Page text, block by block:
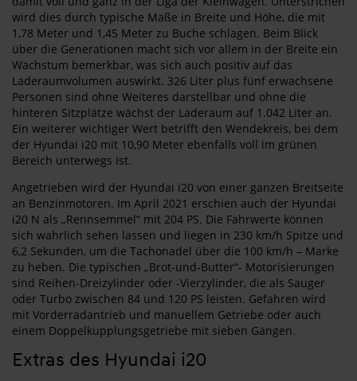
wird dies durch typische Maße in Breite und Höhe, die mit
1,78 Meter und 1,45 Meter zu Buche schlagen. Beim Blick
über die Generationen macht sich vor allem in der Breite ein
Wachstum bemerkbar, was sich auch positiv auf das
Laderaumvolumen auswirkt. 326 Liter plus fünf erwachsene
Personen sind ohne Weiteres darstellbar und ohne die
hinteren Sitzplätze wächst der Laderaum auf 1.042 Liter an.
Ein weiterer wichtiger Wert betrifft den Wendekreis, bei dem
der Hyundai i20 mit 10,90 Meter ebenfalls voll im grünen
Bereich unterwegs ist.
Angetrieben wird der Hyundai i20 von einer ganzen Breitseite
an Benzinmotoren. Im April 2021 erschien auch der Hyundai
i20 N als „Rennsemmel“ mit 204 PS. Die Fahrwerte können
sich wahrlich sehen lassen und liegen in 230 km/h Spitze und
6,2 Sekunden, um die Tachonadel über die 100 km/h – Marke
zu heben. Die typischen „Brot-und-Butter“- Motorisierungen
sind Reihen-Dreizylinder oder -Vierzylinder, die als Sauger
oder Turbo zwischen 84 und 120 PS leisten. Gefahren wird
mit Vorderradantrieb und manuellem Getriebe oder auch
einem Doppelkupplungsgetriebe mit sieben Gängen.
Extras des Hyundai i20